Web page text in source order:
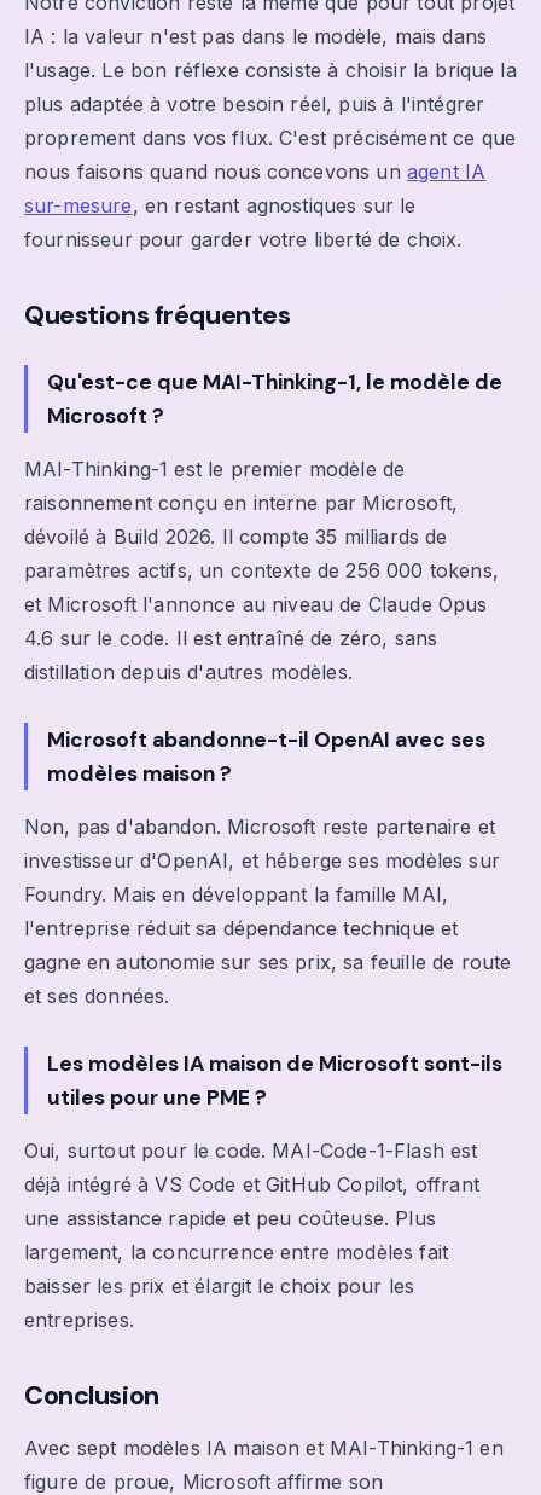
IA : la valeur n'est pas dans le modèle, mais dans
l'usage. Le bon réflexe consiste à choisir la brique la
plus adaptée à votre besoin réel, puis à l'intégrer
proprement dans vos flux. C'est précisément ce que
nous faisons quand nous concevons un agent IA
sur-mesure, en restant agnostiques sur le
fournisseur pour garder votre liberté de choix.
Questions fréquentes
Qu'est-ce que MAI-Thinking-1, le modèle de
Microsoft ?
MAI-Thinking-1 est le premier modèle de
raisonnement conçu en interne par Microsoft,
dévoilé à Build 2026. Il compte 35 milliards de
paramètres actifs, un contexte de 256 000 tokens,
et Microsoft l'annonce au niveau de Claude Opus
4.6 sur le code. Il est entraîné de zéro, sans
distillation depuis d'autres modèles.
Microsoft abandonne-t-il OpenAI avec ses
modèles maison ?
Non, pas d'abandon. Microsoft reste partenaire et
investisseur d'OpenAI, et héberge ses modèles sur
Foundry. Mais en développant la famille MAI,
l'entreprise réduit sa dépendance technique et
gagne en autonomie sur ses prix, sa feuille de route
et ses données.
Les modèles IA maison de Microsoft sont-ils
utiles pour une PME ?
Oui, surtout pour le code. MAI-Code-1-Flash est
déjà intégré à VS Code et GitHub Copilot, offrant
une assistance rapide et peu coûteuse. Plus
largement, la concurrence entre modèles fait
baisser les prix et élargit le choix pour les
entreprises.
Conclusion
Avec sept modèles IA maison et MAI-Thinking-1 en
figure de proue, Microsoft affirme son